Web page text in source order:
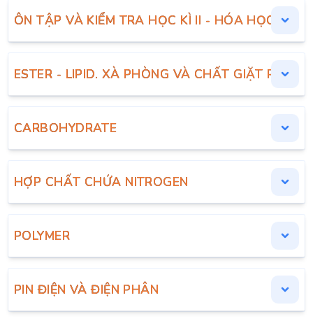
ÔN TẬP VÀ KIỂM TRA HỌC KÌ II - HÓA HỌC 12
ESTER - LIPID. XÀ PHÒNG VÀ CHẤT GIẶT RỬA
CARBOHYDRATE
HỢP CHẤT CHỨA NITROGEN
POLYMER
PIN ĐIỆN VÀ ĐIỆN PHÂN